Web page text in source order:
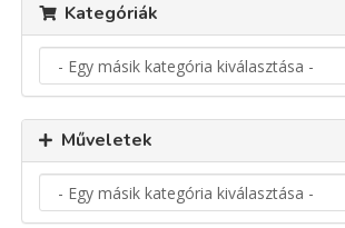
Kategóriák
Műveletek